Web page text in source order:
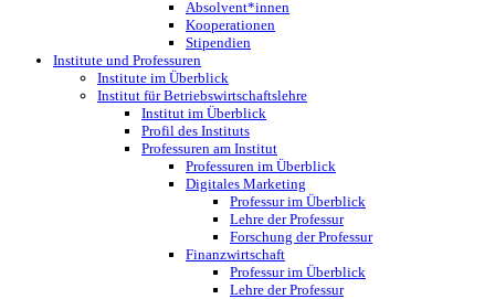
Absolvent*innen
Kooperationen
Stipendien
Institute und Professuren
Institute im Überblick
Institut für Betriebswirtschaftslehre
Institut im Überblick
Profil des Instituts
Professuren am Institut
Professuren im Überblick
Digitales Marketing
Professur im Überblick
Lehre der Professur
Forschung der Professur
Finanzwirtschaft
Professur im Überblick
Lehre der Professur